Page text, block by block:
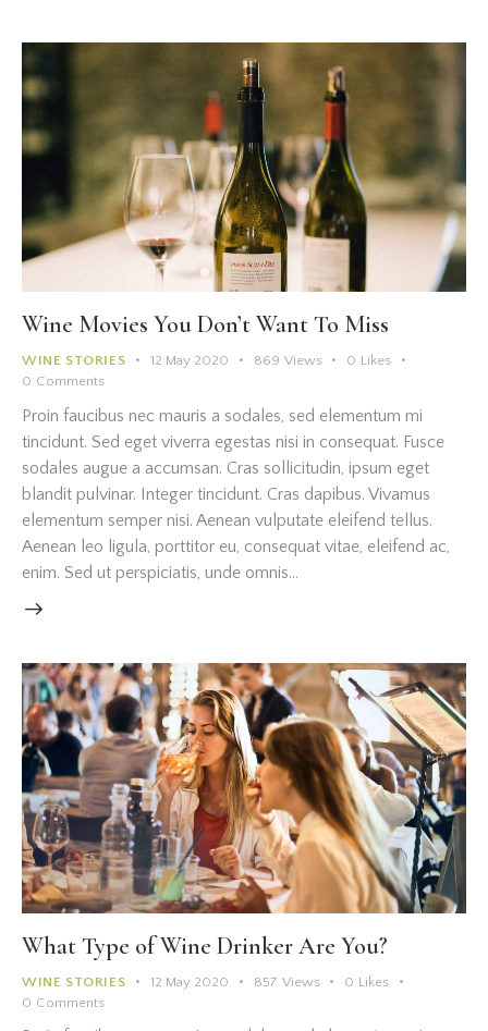
Wine Movies You Don’t Want To Miss
WINE STORIES 12 May 2020 869 Views 0 Likes
0 Comments
Proin faucibus nec mauris a sodales, sed elementum mi
tincidunt. Sed eget viverra egestas nisi in consequat. Fusce
sodales augue a accumsan. Cras sollicitudin, ipsum eget
blandit pulvinar. Integer tincidunt. Cras dapibus. Vivamus
elementum semper nisi. Aenean vulputate eleifend tellus.
Aenean leo ligula, porttitor eu, consequat vitae, eleifend ac,
enim. Sed ut perspiciatis, unde omnis…
What Type of Wine Drinker Are You?
WINE STORIES 12 May 2020 857 Views 0 Likes
0 Comments